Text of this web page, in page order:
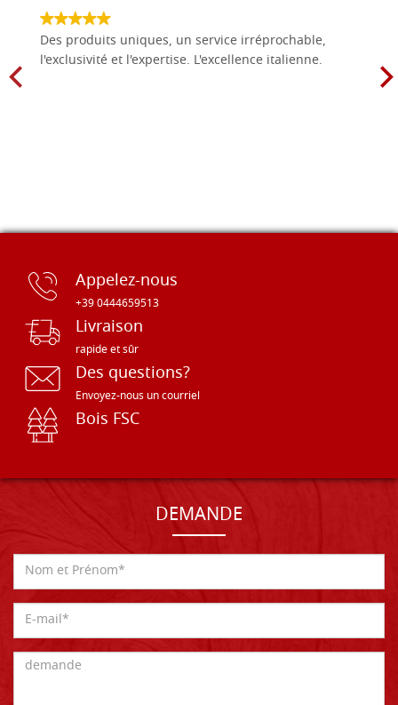
Des produits uniques, un service irréprochable,
l'exclusivité et l'expertise. L'excellence italienne.
Appelez-nous
+39 0444659513
Livraison
rapide et sûr
Des questions?
Envoyez-nous un courriel
Bois FSC
DEMANDE